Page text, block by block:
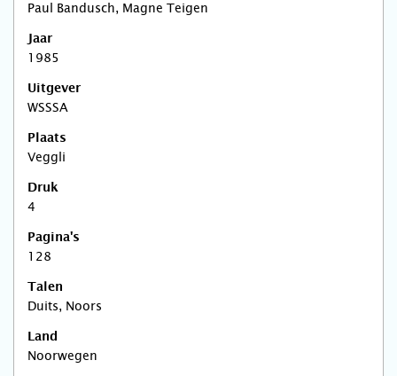
Paul Bandusch, Magne Teigen
Jaar
1985
Uitgever
WSSSA
Plaats
Veggli
Druk
4
Pagina's
128
Talen
Duits, Noors
Land
Noorwegen